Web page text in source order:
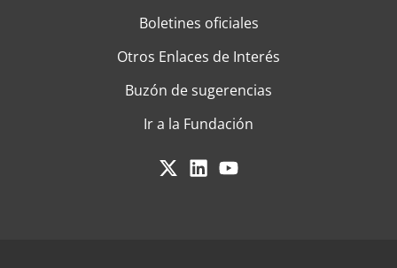
Boletines oficiales
Otros Enlaces de Interés
Buzón de sugerencias
Ir a la Fundación